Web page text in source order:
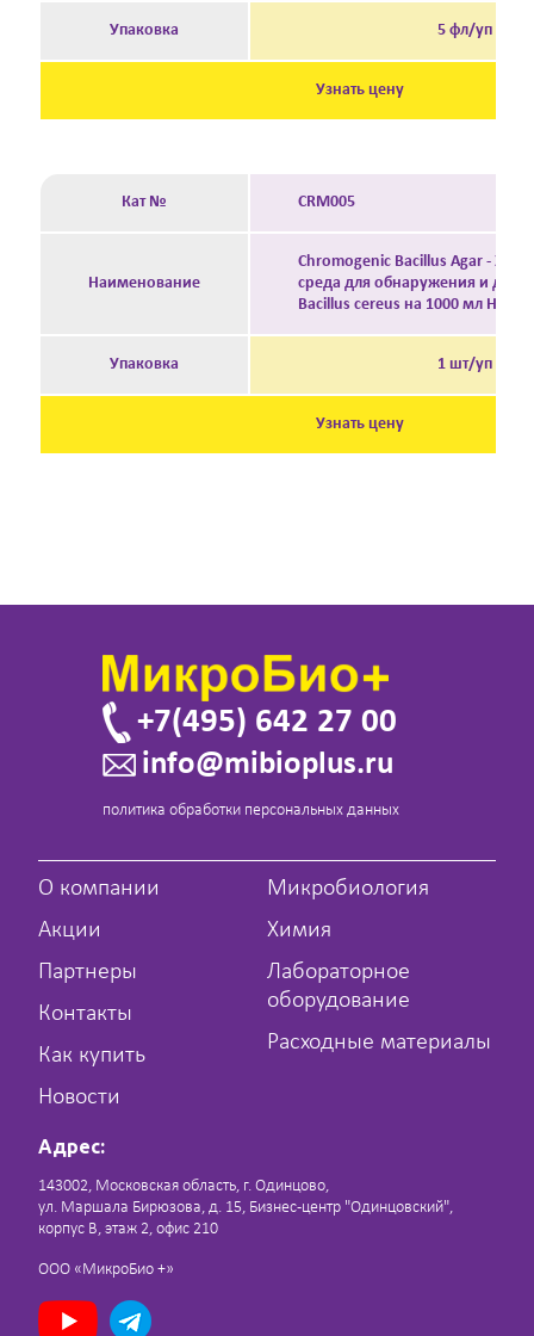
Упаковка 5 фл/уп
Узнать цену
Кат № CRM005
Наименование
Chromogenic Bacillus Agar -
среда для обнаружения и
Bacillus cereus на 1000 мл
Упаковка 1 шт/уп
Узнать цену
+7(495) 642 27 00
info@mibioplus.ru
политика обработки персональных данных
О компании
Акции
Партнеры
Контакты
Как купить
Новости
Микробиология
Химия
Лабораторное
оборудование
Расходные материалы
Адрес:
143002, Московская область, г. Одинцово,
ул. Маршала Бирюзова, д. 15, Бизнес-центр "Одинцовский",
корпус В, этаж 2, офис 210
ООО «МикроБио +»